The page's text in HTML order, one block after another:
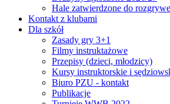
Hale zatwierdzone do
Kontakt z klubami
Dla szkół
Zasady gry 3+1
Filmy instruktażowe
Przepisy (dzieci, młodzicy)
Kursy instruktorskie i
Biuro PZU - kontakt
Publikacje